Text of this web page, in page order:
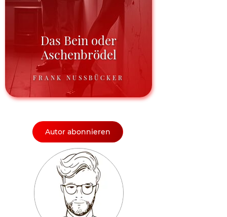
Das Bein oder
Aschenbrödel
FRANK NUSSBÜCKER
Autor abonnieren